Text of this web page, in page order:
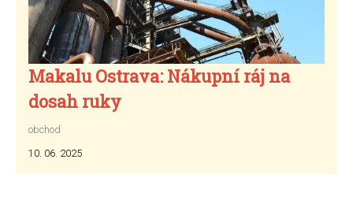
Makalu Ostrava: Nákupní ráj na
dosah ruky
obchod
10. 06. 2025